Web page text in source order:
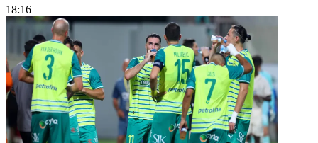
18:16